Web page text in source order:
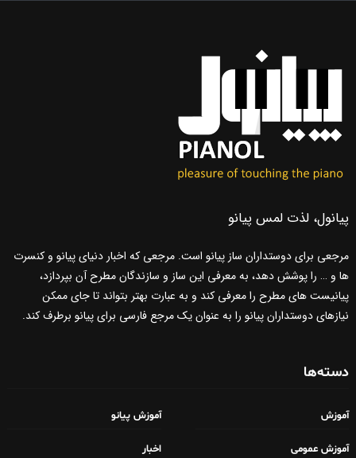
پیانول، لذت لمس پیانو
مرجعی برای دوستداران ساز پیانو است. مرجعی که اخبار دنیای پیانو و کنسرت
ها و … را پوشش دهد، به معرفی این ساز و سازندگان مطرح آن بپردازد،
پیانیست های مطرح را معرفی کند و به عبارت بهتر بتواند تا جای ممکن
نیازهای دوستداران پیانو را به عنوان یک مرجع فارسی برای پیانو برطرف کند.
دسته‌ها
آموزش آموزش پیانو
آموزش عمومی اخبار